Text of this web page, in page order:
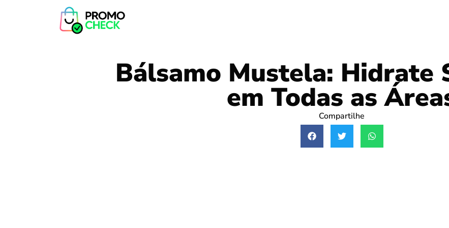
Bálsamo Mustela: Hidrate
em Todas as
Compartilhe